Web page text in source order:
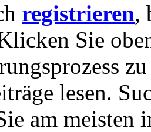
registrieren,
Sie
lesen.
am meisten